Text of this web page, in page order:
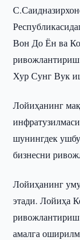
Вон До Ён ва
Хур Сунг Вук
Лойиҳанинг
шунингдек
бизнесни
Лойиҳанинг
этади. Лойиҳа
амалга